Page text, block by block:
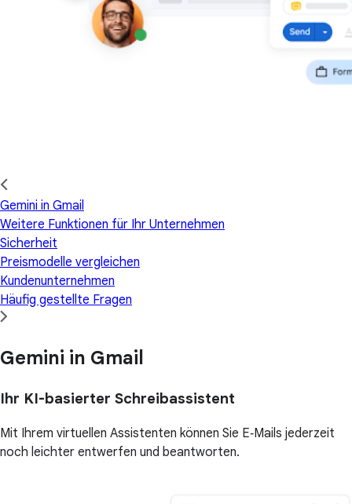
Gemini in Gmail
Weitere Funktionen für Ihr Unternehmen
Sicherheit
Preismodelle vergleichen
Kundenunternehmen
Häufig gestellte Fragen
Gemini in Gmail
Ihr KI-basierter Schreibassistent
Mit Ihrem virtuellen Assistenten können Sie E‑Mails jederzeit
noch leichter entwerfen und beantworten.